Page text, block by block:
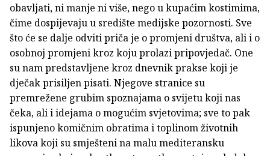
obavljati, ni manje ni više, nego u kupaćim kostimima,
čime dospijevaju u središte medijske pozornosti. Sve
što će se dalje odviti priča je o promjeni društva, ali i o
osobnoj promjeni kroz koju prolazi pripovjedač. One
su nam predstavljene kroz dnevnik prakse koji je
dječak prisiljen pisati. Njegove stranice su
premrežene grubim spoznajama o svijetu koji nas
čeka, ali i idejama o mogućim svjetovima; sve to pak
ispunjeno komičnim obratima i toplinom životnih
likova koji su smješteni na malu mediteransku